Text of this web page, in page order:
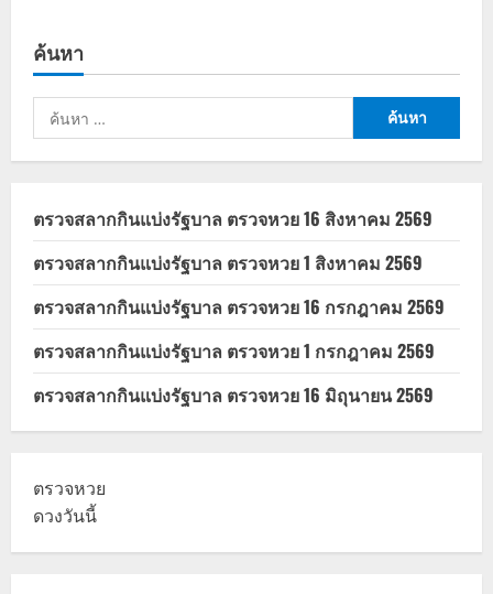
วัน
จับตา
อิหร่าน
ราคา
ค้นหา
ค้นหา
สำหรับ:
ตรวจสลากกินแบ่งรัฐบาล ตรวจหวย 16 สิงหาคม 2569
ตรวจสลากกินแบ่งรัฐบาล ตรวจหวย 1 สิงหาคม 2569
ตรวจสลากกินแบ่งรัฐบาล ตรวจหวย 16 กรกฎาคม 2569
ตรวจสลากกินแบ่งรัฐบาล ตรวจหวย 1 กรกฎาคม 2569
ตรวจสลากกินแบ่งรัฐบาล ตรวจหวย 16 มิถุนายน 2569
ตรวจหวย
ดวงวันนี้